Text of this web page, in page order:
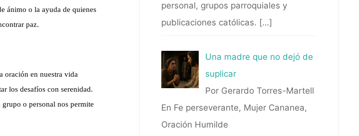
ánimo o la ayuda de quienes
paz.
oración en nuestra vida
los desafíos con serenidad.
o personal nos permite
personal, grupos parroquiales y
publicaciones católicas. […]
Una madre que no dejó de
suplicar
Por Gerardo Torres-Martell
En Fe perseverante, Mujer Cananea,
Oración Humilde